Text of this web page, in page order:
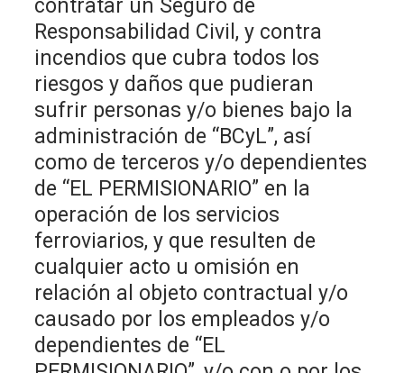
contratar un Seguro de
Responsabilidad Civil, y contra
incendios que cubra todos los
riesgos y daños que pudieran
sufrir personas y/o bienes bajo la
administración de “BCyL”, así
como de terceros y/o dependientes
de “EL PERMISIONARIO” en la
operación de los servicios
ferroviarios, y que resulten de
cualquier acto u omisión en
relación al objeto contractual y/o
causado por los empleados y/o
dependientes de “EL